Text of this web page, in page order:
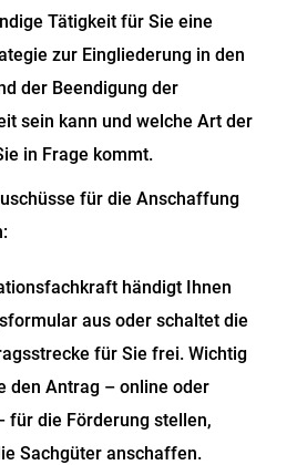
Tätigkeit für Sie eine
zur Eingliederung in den
der Beendigung der
sein kann und welche Art der
in Frage kommt.
für die Anschaffung
händigt Ihnen
aus oder schaltet die
für Sie frei. Wichtig
den Antrag – online oder
für die Förderung stellen,
Sachgüter anschaffen.